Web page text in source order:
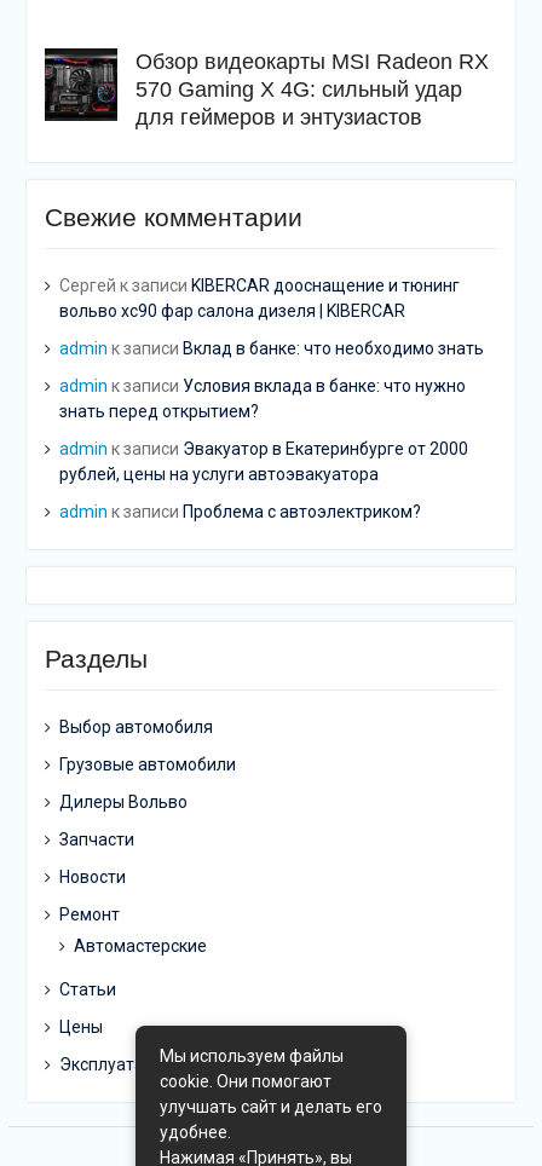
Обзор видеокарты MSI Radeon RX
570 Gaming X 4G: сильный удар
для геймеров и энтузиастов
Свежие комментарии
Сергей к записи KIBERCAR дооснащение и тюнинг
вольво хс90 фар салона дизеля | KIBERCAR
admin к записи Вклад в банке: что необходимо знать
admin к записи Условия вклада в банке: что нужно
знать перед открытием?
admin к записи Эвакуатор в Екатеринбурге от 2000
рублей, цены на услуги автоэвакуатора
admin к записи Проблема с автоэлектриком?
Разделы
Выбор автомобиля
Грузовые автомобили
Дилеры Вольво
Запчасти
Новости
Ремонт
Автомастерские
Статьи
Цены
ЭксплуатацияМы используем файлы
cookie. Они помогают
улучшать сайт и делать его
удобнее.
Нажимая «Принять», вы